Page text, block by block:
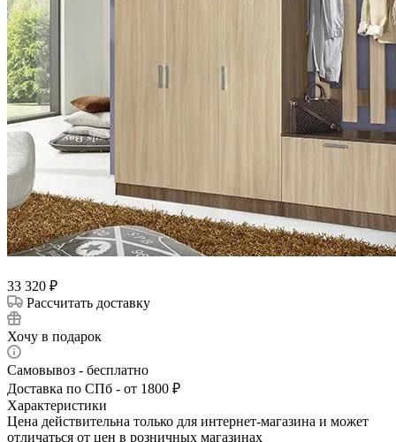
33 320 ₽
Рассчитать доставку
Хочу в подарок
Самовывоз - бесплатно
Доставка по СПб - от 1800 ₽
Характеристики
Цена действительна только для интернет-магазина и может
отличаться от цен в розничных магазинах